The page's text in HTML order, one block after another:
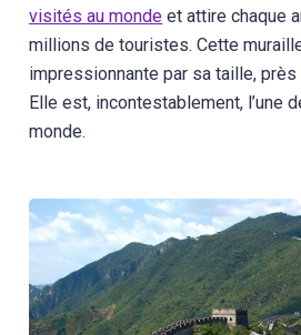
visités au monde et attire chaque
millions de touristes. Cette
impressionnante par sa taille,
Elle est, incontestablement, l’une
monde.